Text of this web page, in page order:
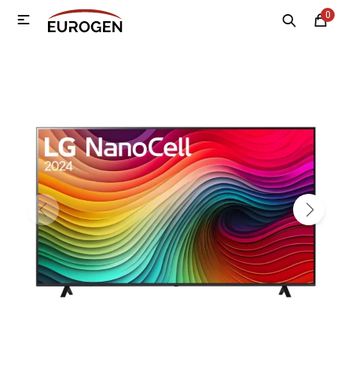
0
 MI CUENTA
Electrodomésticos
Tecnología
Climatización
Motos